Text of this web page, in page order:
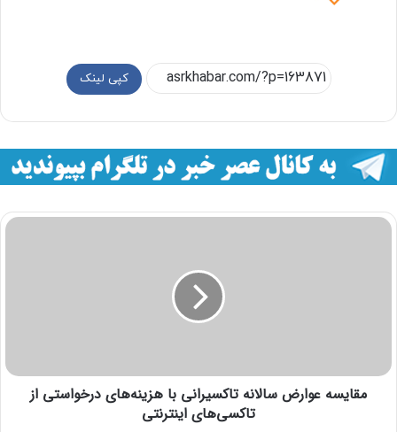
کپی لینک
مقایسه عوارض سالانه تاکسیرانی با هزینه‌های درخواستی از
تاکسی‌های اینترنتی